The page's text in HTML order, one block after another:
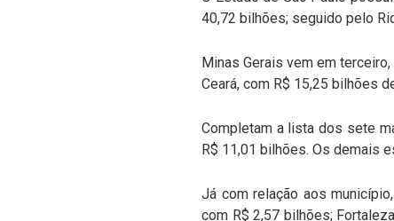
40,72 bilhões; seguido pelo
Minas Gerais vem em
Ceará, com R$ 15,25 bilhões
Completam a lista dos sete
R$ 11,01 bilhões. Os demais
Já com relação aos
com R$ 2,57 bilhões;